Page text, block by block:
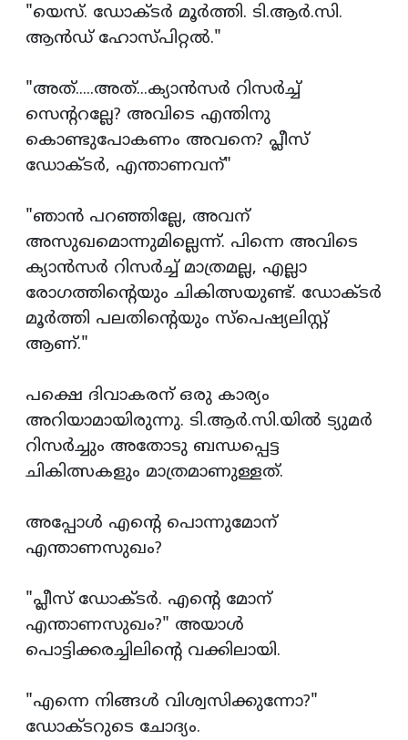
"യെസ്. ഡോക്ടര്‍ മൂര്‍ത്തി. ടി.ആര്‍.സി.
ആന്‍ഡ്‌ ഹോസ്പിറ്റല്‍."
"അത്.....അത്...ക്യാന്‍സര്‍ റിസര്‍ച്ച്
സെന്‍ററല്ലേ? അവിടെ എന്തിനു
കൊണ്ടുപോകണം അവനെ? പ്ലീസ്
ഡോക്ടര്‍, എന്താണവന്"
"ഞാന്‍ പറഞ്ഞില്ലേ, അവന്
അസുഖമൊന്നുമില്ലെന്ന്. പിന്നെ അവിടെ
ക്യാന്‍സര്‍ റിസര്‍ച്ച് മാത്രമല്ല, എല്ലാ
രോഗത്തിന്‍റെയും ചികിത്സയുണ്ട്. ഡോക്ടര്‍
മൂര്‍ത്തി പലതിന്‍റെയും സ്പെഷ്യലിസ്റ്റ്
ആണ്."
പക്ഷെ ദിവാകരന് ഒരു കാര്യം
അറിയാമായിരുന്നു. ടി.ആര്‍.സി.യില്‍ ട്യുമര്‍
റിസര്‍ച്ചും അതോടു ബന്ധപ്പെട്ട
ചികിത്സകളും മാത്രമാണുള്ളത്.
അപ്പോള്‍ എന്‍റെ പൊന്നുമോന്
എന്താണസുഖം?
"പ്ലീസ് ഡോക്ടര്‍. എന്‍റെ മോന്
എന്താണസുഖം?" അയാള്‍
പൊട്ടിക്കരച്ചിലിന്‍റെ വക്കിലായി.
"എന്നെ നിങ്ങള്‍ വിശ്വസിക്കുന്നോ?"
ഡോക്ടറുടെ ചോദ്യം.